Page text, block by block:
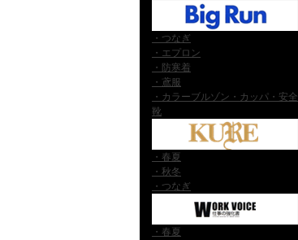
・つなぎ
・エプロン
・防寒着
・鳶服
・カラーブルゾン・カッパ・安全
靴
・春夏
・秋冬
・つなぎ
・春夏